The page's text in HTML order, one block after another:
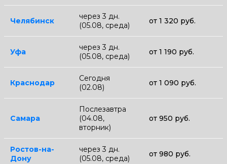
Челябинск
через 3 дн.
(05.08, среда)
от 1 320 руб.
Уфа
через 3 дн.
(05.08, среда)
от 1 190 руб.
Краснодар
Сегодня
(02.08)
от 1 090 руб.
Самара
Послезавтра
(04.08,
вторник)
от 950 руб.
Ростов-на-
Дону
через 3 дн.
(05.08, среда)
от 980 руб.